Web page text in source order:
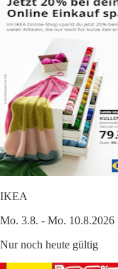
IKEA
Mo. 3.8. - Mo. 10.8.2026
Nur noch heute gültig